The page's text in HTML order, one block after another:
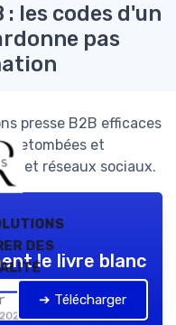
les codes d'un
pas
presse B2B efficaces
retombées et
et réseaux sociaux.
des
le livre blanc
➔ Télécharger